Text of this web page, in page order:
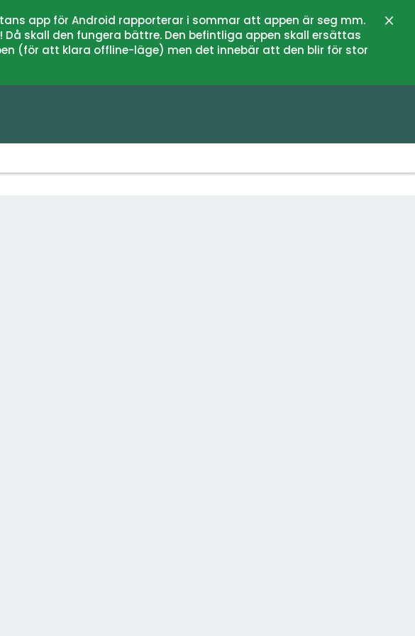
app för Android rapporterar i sommar att appen är seg mm.
skall den fungera bättre. Den befintliga appen skall ersättas
(för att klara offline-läge) men det innebär att den blir för stor
Sulje